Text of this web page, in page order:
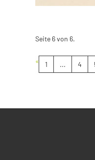
Seite 6 von 6.
« 1 ... 4